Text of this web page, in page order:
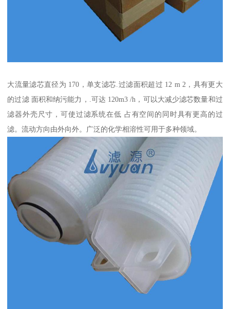
大流量滤芯直径为 170，单支滤芯.过滤面积超过 12 m 2，具有更大
的过滤 面积和纳污能力，.可达 120m3 /h，可以大减少滤芯数量和过
滤器外壳尺寸，可使过滤系统在低 占有空间的同时具有更高的过
滤。流动方向由外向外。广泛的化学相溶性可用于多种领域。